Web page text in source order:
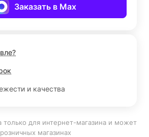
Заказать в Max
и качества
только для интернет-магазина и может
магазинах